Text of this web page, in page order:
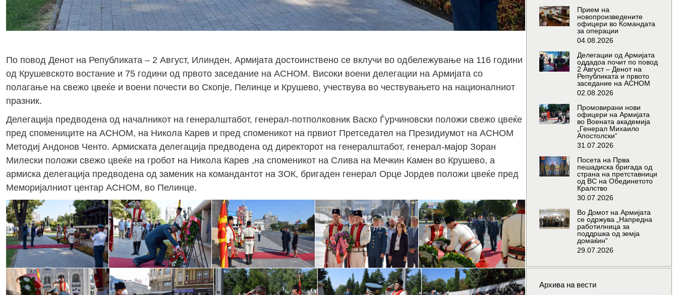
По повод Денот на Републиката – 2 Август, Илинден, Армијата достоинствено се вклучи во одбележување на 116 години
од Крушевското востание и 75 години од првото заседание на АСНОМ. Високи воени делегации на Армијата со
полагање на свежо цвеќе и воени почести во Скопје, Пелинце и Крушево, учествува во чествувањето на националниот
празник.
Делегација предводена од началникот на генералштабот, генерал-потполковник Васко Ѓурчиновски положи свежо цвеќе
пред спомениците на АСНОМ, на Никола Карев и пред споменикот на првиот Претседател на Президиумот на АСНОМ
Методиј Андонов Ченто. Армиската делегација предводена од директорот на генералштабот, генерал-мајор Зоран
Милески положи свежо цвеќе на гробот на Никола Карев ,на споменикот на Слива на Мечкин Камен во Крушево, а
армиска делегација предводена од заменик на командантот на ЗОК, бригаден генерал Орце Јордев положи цвеќе пред
Меморијалниот центар АСНОМ, во Пелинце.
Прием на
новопроизведените
офицери во Командата
за операции
04.08.2026
Делегации од Армијата
оддадоа почит по повод
2 Август – Денот на
Републиката и првото
заседание на АСНОМ
02.08.2026
Промовирани нови
офицери на Армијата
во Воената академија
„Генерал Михаило
Апостолски“
31.07.2026
Посета на Прва
пешадиска бригада од
страна на претставници
од ВС на Обединетото
Кралство
30.07.2026
Во Домот на Армијата
се одржува „Напредна
работилница за
поддршка од земја
домаќин“
29.07.2026
Архива на вести